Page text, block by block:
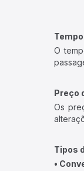
O
Preço
Os
Tipos
•